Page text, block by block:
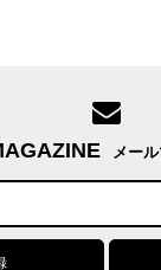
メー